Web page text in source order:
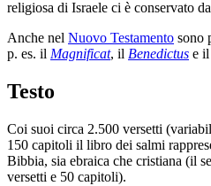
religiosa di Israele ci è conservato
Anche nel Nuovo Testamento sono
p. es. il Magnificat, il Benedictus e il
Testo
Coi suoi circa 2.500 versetti
150 capitoli il libro dei salmi
Bibbia, sia ebraica che cristiana (il
versetti e 50 capitoli).